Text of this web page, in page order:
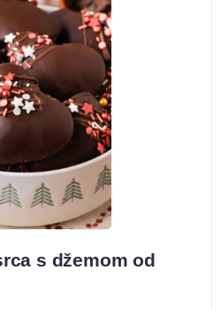
s džemom od